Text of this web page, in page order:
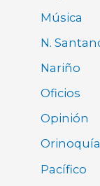
Música
N.
Nariño
Oficios
Opinión
Orinoquía
Pacífico